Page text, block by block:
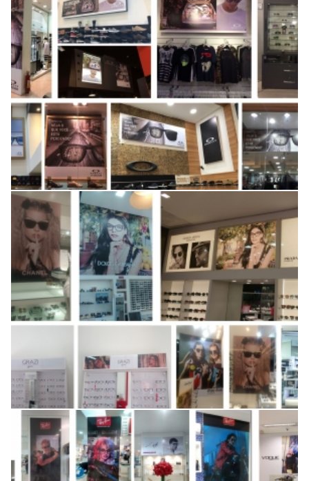
imagens
Produção e instalação de
imagens
Produção e instalação de
imagens